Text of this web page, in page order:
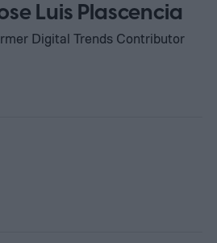
Luis Plascencia
Digital Trends Contributor